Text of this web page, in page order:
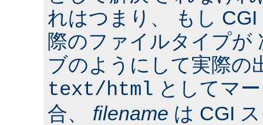
れはつまり、 もし
際のファイルタイプが
ブのようにして実際の
text/html としてマ
合、 filename は CGI